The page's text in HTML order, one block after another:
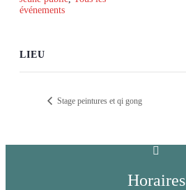
événements
LIEU
Stage peintures et qi gong
Horaires